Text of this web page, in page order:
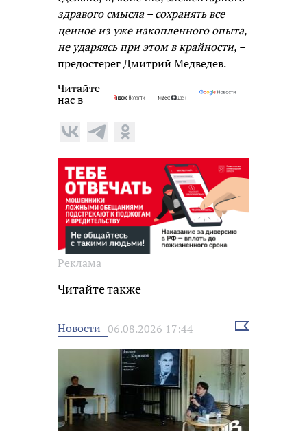
здравого смысла – сохранять все
ценное из уже накопленного опыта,
не ударяясь при этом в крайности, –
предостерег Дмитрий Медведев.
Читайте
нас в
Реклама
Читайте также
Новости 06.08.2026 17:44
Выбрать